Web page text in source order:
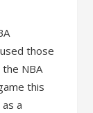
those
NBA
this
a